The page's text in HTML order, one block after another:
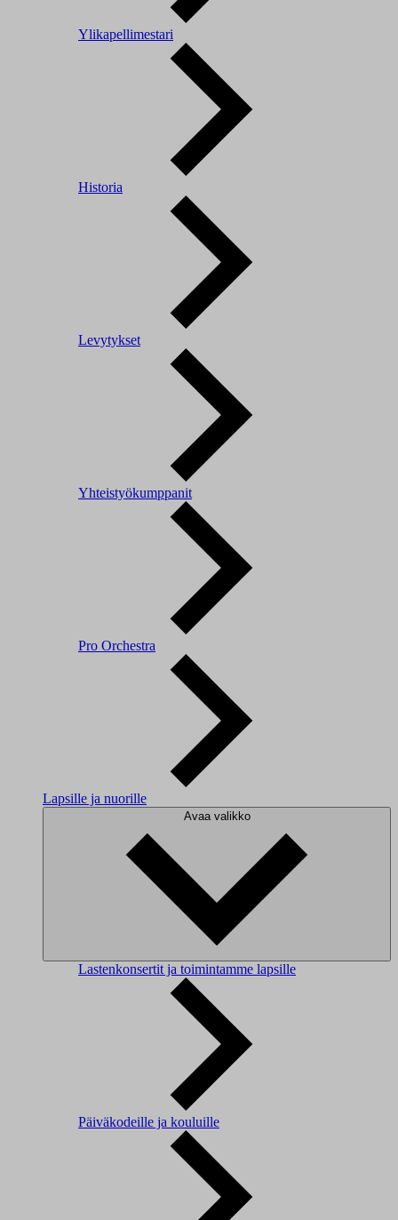
Ylikapellimestari
Historia
Levytykset
Yhteistyökumppanit
Pro Orchestra
Lapsille ja nuorille
Avaa valikko
Lastenkonsertit ja toimintamme lapsille
Päiväkodeille ja kouluille